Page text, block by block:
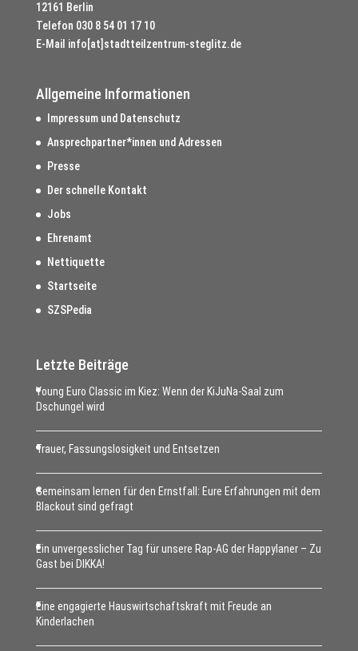
12161 Berlin
Telefon 030 8 54 01 17 10
E-Mail info[at]stadtteilzentrum-steglitz.de
Allgemeine Informationen
Impressum und Datenschutz
Ansprechpartner*innen und Adressen
Presse
Der schnelle Kontakt
Jobs
Ehrenamt
Nettiquette
Startseite
SZSPedia
Letzte Beiträge
Young Euro Classic im Kiez: Wenn der KiJuNa-Saal zum
Dschungel wird
Trauer, Fassungslosigkeit und Entsetzen
Gemeinsam lernen für den Ernstfall: Eure Erfahrungen mit dem
Blackout sind gefragt
Ein unvergesslicher Tag für unsere Rap-AG der Happylaner – Zu
Gast bei DIKKA!
Eine engagierte Hauswirtschaftskraft mit Freude an
Kinderlachen